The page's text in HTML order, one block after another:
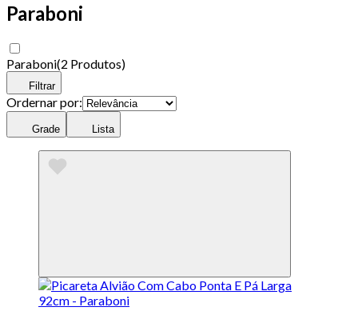
Paraboni
Paraboni(2 Produtos)
Filtrar
Ordernar por:
Grade Lista